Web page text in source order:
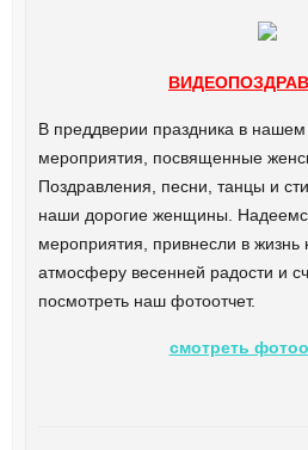
В преддверии праздника в
мероприятия, посвященные
Поздравления, песни, танцы и
наши дорогие женщины.
мероприятия, привнесли в жизнь
атмосферу весенней радости и
посмотреть наш фотоотчет.
смотреть